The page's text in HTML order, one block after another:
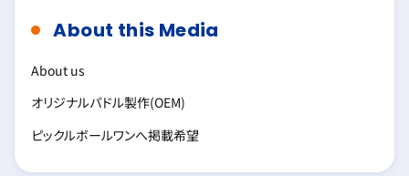
About this Media
About us
オリジナルパドル製作(OEM)
ピックルボールワンへ掲載希望